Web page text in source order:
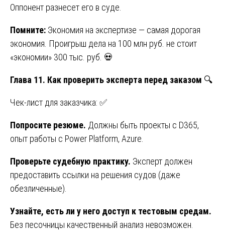
Оппонент разнесет его в суде.
Помните: Экономия на экспертизе — самая дорогая
экономия. Проигрыш дела на 100 млн руб. не стоит
«экономии» 300 тыс. руб. 💀
Глава 11. Как проверить эксперта перед заказом 🔍
Чек-лист для заказчика: ✅
Попросите резюме. Должны быть проекты с D365,
опыт работы с Power Platform, Azure.
Проверьте судебную практику. Эксперт должен
предоставить ссылки на решения судов (даже
обезличенные).
Узнайте, есть ли у него доступ к тестовым средам.
Без песочницы качественный анализ невозможен.